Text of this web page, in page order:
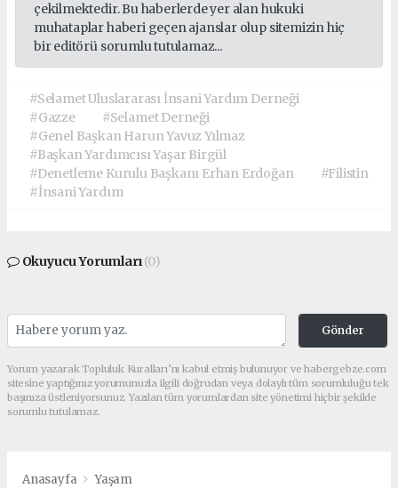
çekilmektedir. Bu haberlerde yer alan hukuki
muhataplar haberi geçen ajanslar olup sitemizin hiç
bir editörü sorumlu tutulamaz...
#Selamet Uluslararası İnsani Yardım Derneği
#Gazze
#Selamet Derneği
#Genel Başkan Harun Yavuz Yılmaz
#Başkan Yardımcısı Yaşar Birgül
#Denetleme Kurulu Başkanı Erhan Erdoğan
#Filistin
#İnsani Yardım
Okuyucu Yorumları(0)
Gönder
Yorum yazarak Topluluk Kuralları’nı kabul etmiş bulunuyor ve habergebze.com
sitesine yaptığınız yorumunuzla ilgili doğrudan veya dolaylı tüm sorumluluğu tek
başınıza üstleniyorsunuz. Yazılan tüm yorumlardan site yönetimi hiçbir şekilde
sorumlu tutulamaz.
Anasayfa Yaşam